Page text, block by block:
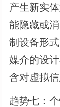
产生新实
能隐藏或
制设备形
媒介的设
含对虚拟信
趋势七：